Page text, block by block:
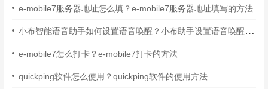
e-mobile7服务器地址怎么填？e-mobile7服务器地址填写的方法
小布智能语音助手如何设置语音唤醒？小布助手设置语音唤醒的方法
e-mobile7怎么打卡？e-mobile7打卡的方法
quickping软件怎么使用？quickping软件的使用方法